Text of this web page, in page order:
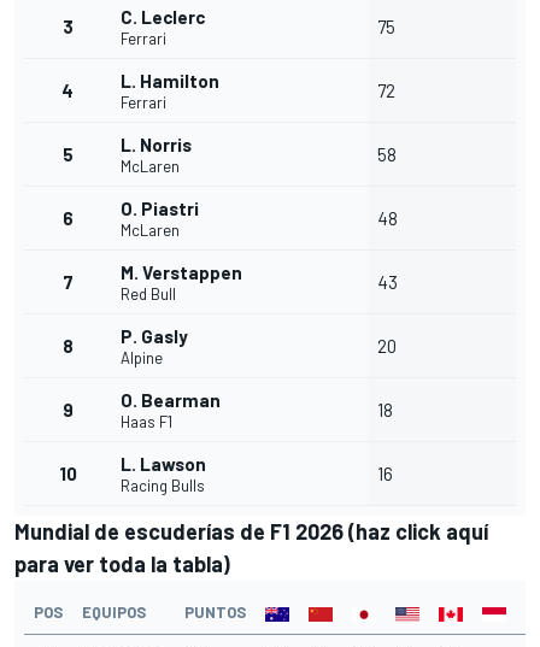
3 C. Leclerc
Ferrari
75
4 L. Hamilton
Ferrari
72
5 L. Norris
McLaren
58
6 O. Piastri
McLaren
48
7 M. Verstappen
Red Bull
43
8 P. Gasly
Alpine
20
9 O. Bearman
Haas F1
18
10 L. Lawson
Racing Bulls
16
Mundial de escuderías de F1 2026 (haz click aquí
para ver toda la tabla)
POS EQUIPOS PUNTOS